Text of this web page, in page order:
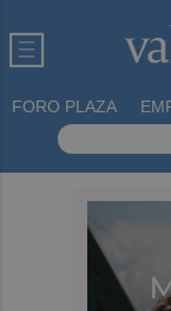
FORO PLAZA